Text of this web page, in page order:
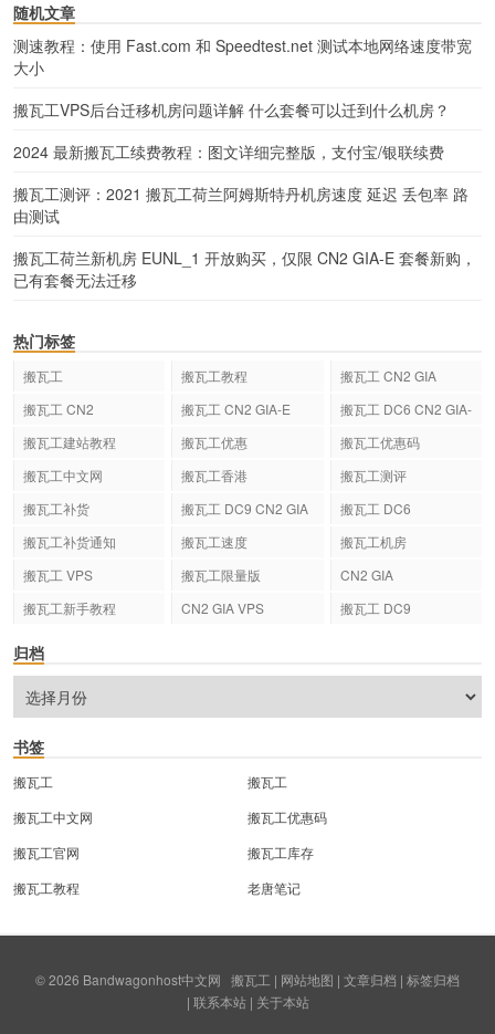
随机文章
测速教程：使用 Fast.com 和 Speedtest.net 测试本地网络速度带宽
大小
搬瓦工VPS后台迁移机房问题详解 什么套餐可以迁到什么机房？
2024 最新搬瓦工续费教程：图文详细完整版，支付宝/银联续费
搬瓦工测评：2021 搬瓦工荷兰阿姆斯特丹机房速度 延迟 丢包率 路
由测试
搬瓦工荷兰新机房 EUNL_1 开放购买，仅限 CN2 GIA-E 套餐新购，
已有套餐无法迁移
热门标签
搬瓦工 搬瓦工教程
搬瓦工 CN2 GIA
搬瓦工 CN2
搬瓦工 CN2 GIA-E
搬瓦工 DC6 CN2 GIA-
搬瓦工建站教程 搬瓦工优惠
搬瓦工优惠码
搬瓦工中文网
搬瓦工香港
搬瓦工测评
搬瓦工补货
搬瓦工 DC9 CN2 GIA
搬瓦工 DC6
搬瓦工补货通知
搬瓦工速度
搬瓦工机房
搬瓦工 VPS
搬瓦工限量版
CN2 GIA
搬瓦工新手教程
CN2 GIA VPS 搬瓦工 DC9
归档
书签
搬瓦工
搬瓦工
搬瓦工中文网
搬瓦工优惠码
搬瓦工官网
搬瓦工库存
搬瓦工教程
老唐笔记
© 2026 Bandwagonhost中文网 搬瓦工 | 网站地图 | 文章归档 | 标签归档
| 联系本站| 关于本站